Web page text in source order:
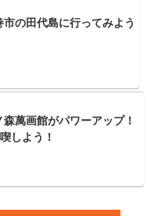
の田代島に行ってみよう
萬画館がパワーアップ！
しよう！